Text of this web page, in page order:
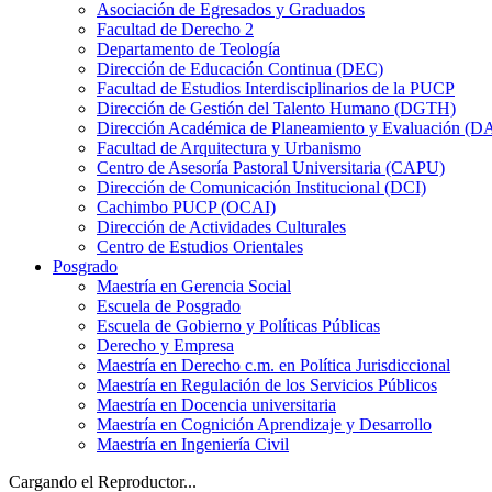
Asociación de Egresados y Graduados
Facultad de Derecho 2
Departamento de Teología
Dirección de Educación Continua (DEC)
Facultad de Estudios Interdisciplinarios de la PUCP
Dirección de Gestión del Talento Humano (DGTH)
Dirección Académica de Planeamiento y Evaluación
Facultad de Arquitectura y Urbanismo
Centro de Asesoría Pastoral Universitaria (CAPU)
Dirección de Comunicación Institucional (DCI)
Cachimbo PUCP (OCAI)
Dirección de Actividades Culturales
Centro de Estudios Orientales
Posgrado
Maestría en Gerencia Social
Escuela de Posgrado
Escuela de Gobierno y Políticas Públicas
Derecho y Empresa
Maestría en Derecho c.m. en Política Jurisdiccional
Maestría en Regulación de los Servicios Públicos
Maestría en Docencia universitaria
Maestría en Cognición Aprendizaje y Desarrollo
Maestría en Ingeniería Civil
Cargando el Reproductor...